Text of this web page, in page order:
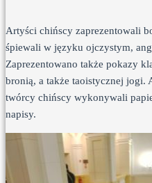
Artyści chińscy zaprezentowali
śpiewali w języku ojczystym,
Zaprezentowano także pokazy
bronią, a także taoistycznej jogi.
twórcy chińscy wykonywali
napisy.